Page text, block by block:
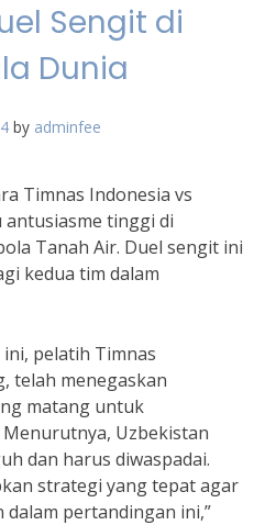
Sengit di
Dunia
by adminfee
Timnas Indonesia vs
antusiasme tinggi di
Tanah Air. Duel sengit ini
kedua tim dalam
pelatih Timnas
telah menegaskan
matang untuk
Uzbekistan
dan harus diwaspadai.
strategi yang tepat agar
pertandingan ini,”